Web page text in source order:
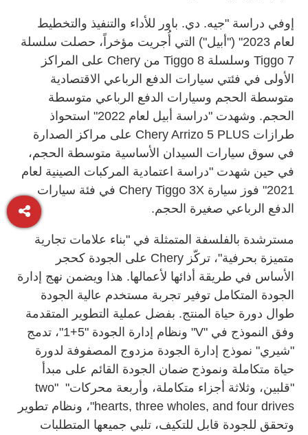
إوفي دراسة "جيه. دي. باور للأداء والتنفيذ والتخطيط
لعام 2023" ("أبيل") التي أُجريت مؤخراً، حصلت سلسلة
Tiggo 7 وسلسلة Tiggo 8 من Chery على المراكز
الأولى في فئتي سيارات الدفع الرباعي الاقتصادية
متوسطة الحجم وسيارات الدفع الرباعي متوسطة
الحجم. وشهدت "دراسة أبيل لعام 2022" استحواذ
طرازات Chery Arrizo 5 PLUS على مراكز الصدارة
في سوق سيارات السيدان الأساسية متوسطة الحجم،
في حين شهدت "دراسة اعتمادية المركبات الصينية لعام
2021" فوز سيارة Chery Tiggo 3X في فئة سيارات
الدفع الرباعي صغيرة الحجم.
مسترشدة بالفلسفة المتمثلة في "بناء علامات تجارية
متميزة بحرفية"، تركّز Chery على الجودة كحجر
الأساس في طريقة أدائها لأعمالها. هذا ويضمن نهج إدارة
الجودة المتكامل توفير تجربة مستخدم عالية الجودة
طوال دورة حياة المنتج. بفضل عملية التطوير المتقدمة
وفق النموذج في "V" ونظام إدارة الجودة "5+1"، تدمج
"شيري" نموذج إدارة الجودة مزدوج المصفوفة لدورة
حياة متكاملة ونموذج ضمان الجودة القائم على مبدأ
"قلبين، وثلاثة أجزاء متكاملة، وأربعة محركات" "two
hearts, three wholes, and four drives"، ونظام تطوير
وتحقق للجودة قابل للتكيف، تلبي جميعها المتطلبات